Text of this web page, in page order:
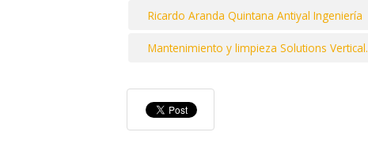
Ricardo Aranda Quintana Antiyal Ingeniería
Mantenimiento y limpieza Solutions Vertical.